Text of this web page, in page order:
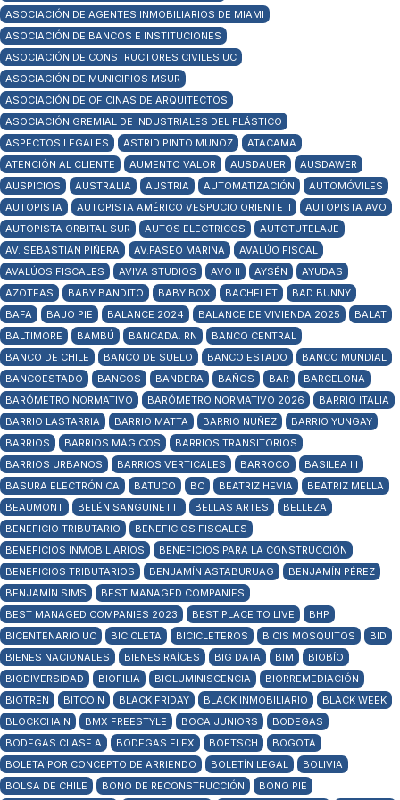
ASOCIACIÓN DE AGENTES INMOBILIARIOS DE MIAMI
ASOCIACIÓN DE BANCOS E INSTITUCIONES
ASOCIACIÓN DE CONSTRUCTORES CIVILES UC
ASOCIACIÓN DE MUNICIPIOS MSUR
ASOCIACIÓN DE OFICINAS DE ARQUITECTOS
ASOCIACIÓN GREMIAL DE INDUSTRIALES DEL PLÁSTICO
ASPECTOS LEGALES
ASTRID PINTO MUÑOZ
ATACAMA
ATENCIÓN AL CLIENTE
AUMENTO VALOR AUSDAUER
AUSDAWER
AUSPICIOS
AUSTRALIA AUSTRIA AUTOMATIZACIÓN
AUTOMÓVILES
AUTOPISTA
AUTOPISTA AMÉRICO VESPUCIO ORIENTE II
AUTOPISTA AVO
AUTOPISTA ORBITAL SUR
AUTOS ELECTRICOS
AUTOTUTELAJE
AV. SEBASTIÁN PIÑERA
AV.PASEO MARINA
AVALÚO FISCAL
AVALÚOS FISCALES
AVIVA STUDIOS AVO II AYSÉN
AYUDAS
AZOTEAS
BABY BANDITO BABY BOX BACHELET
BAD BUNNY
BAFA
BAJO PIE BALANCE 2024 BALANCE DE VIVIENDA 2025
BALAT
BALTIMORE
BAMBÚ BANCADA. RN
BANCO CENTRAL
BANCO DE CHILE
BANCO DE SUELO BANCO ESTADO
BANCO MUNDIAL
BANCOESTADO
BANCOS BANDERA BAÑOS BAR
BARCELONA
BARÓMETRO NORMATIVO
BARÓMETRO NORMATIVO 2026
BARRIO ITALIA
BARRIO LASTARRIA
BARRIO MATTA BARRIO NUÑEZ
BARRIO YUNGAY
BARRIOS
BARRIOS MÁGICOS
BARRIOS TRANSITORIOS
BARRIOS URBANOS
BARRIOS VERTICALES BARROCO
BASILEA III
BASURA ELECTRÓNICA
BATUCO BC BEATRIZ HEVIA
BEATRIZ MELLA
BEAUMONT
BELÉN SANGUINETTI BELLAS ARTES
BELLEZA
BENEFICIO TRIBUTARIO
BENEFICIOS FISCALES
BENEFICIOS INMOBILIARIOS
BENEFICIOS PARA LA CONSTRUCCIÓN
BENEFICIOS TRIBUTARIOS
BENJAMÍN ASTABURUAG
BENJAMÍN PÉREZ
BENJAMÍN SIMS
BEST MANAGED COMPANIES
BEST MANAGED COMPANIES 2023
BEST PLACE TO LIVE
BHP
BICENTENARIO UC
BICICLETA BICICLETEROS BICIS MOSQUITOS
BID
BIENES NACIONALES
BIENES RAÍCES BIG DATA BIM
BIOBÍO
BIODIVERSIDAD
BIOFILIA BIOLUMINISCENCIA
BIORREMEDIACIÓN
BIOTREN
BITCOIN BLACK FRIDAY BLACK INMOBILIARIO
BLACK WEEK
BLOCKCHAIN
BMX FREESTYLE BOCA JUNIORS
BODEGAS
BODEGAS CLASE A
BODEGAS FLEX BOETSCH
BOGOTÁ
BOLETA POR CONCEPTO DE ARRIENDO
BOLETÍN LEGAL
BOLIVIA
BOLSA DE CHILE
BONO DE RECONSTRUCCIÓN
BONO PIE